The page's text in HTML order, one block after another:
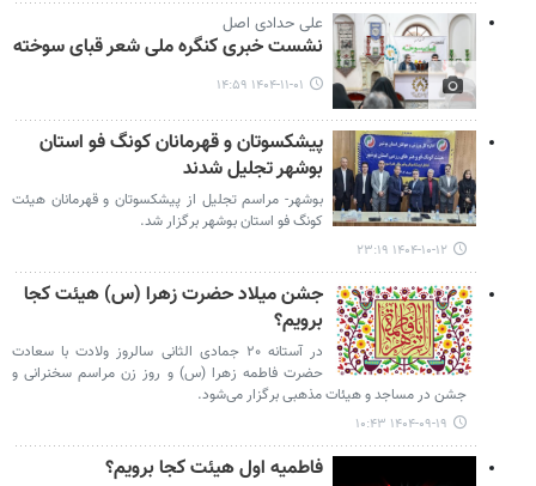
علی حدادی اصل
نشست خبری کنگره ملی شعر قبای سوخته
۱۴۰۴-۱۱-۰۱ ۱۴:۵۹
پیشکسوتان و قهرمانان کونگ فو استان
بوشهر تجلیل شدند
بوشهر- مراسم تجلیل از پیشکسوتان و قهرمانان هیئت
کونگ فو استان بوشهر برگزار شد.
۱۴۰۴-۱۰-۱۲ ۲۳:۱۹
جشن میلاد حضرت زهرا (س) هیئت کجا
برویم؟
در آستانه ۲۰ جمادی الثانی سالروز ولادت با سعادت
حضرت فاطمه زهرا (س) و روز زن مراسم سخنرانی و
جشن در مساجد و هیئات مذهبی برگزار می‌شود.
۱۴۰۴-۰۹-۱۹ ۱۰:۴۳
فاطمیه اول هیئت کجا برویم؟